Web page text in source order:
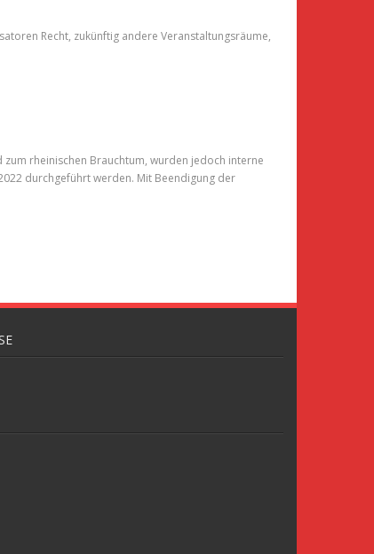
Recht, zukünftig andere Veranstaltungsräume,
rheinischen Brauchtum, wurden jedoch interne
durchgeführt werden. Mit Beendigung der